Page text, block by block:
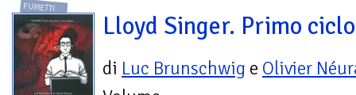
FUMETTI
Lloyd Singer. Primo ciclo
di Luc Brunschwig e Olivier